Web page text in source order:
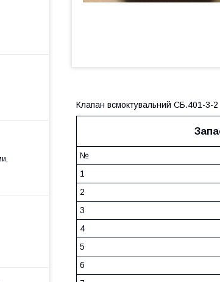
Клапан всмоктувальний СБ.401-3-2
№
1
2
3
4
5
6